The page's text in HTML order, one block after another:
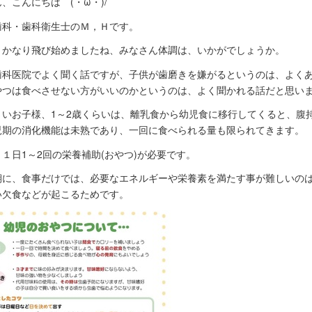
・歯科衛生士のＭ，Ｈです。
なり飛び始めましたね、みなさん体調は、いかがでしょうか。
医院でよく聞く話ですが、子供が歯磨きを嫌がるというのは、よく
は食べさせない方がいいのかというのは、よく聞かれる話だと思い
お子様、1～2歳くらいは、離乳食から幼児食に移行してくると、
の消化機能は未熟であり、一回に食べられる量も限られてきます。
日1～2回の栄養補助(おやつ)が必要です。
、食事だけでは、必要なエネルギーや栄養素を満たす事が難しい
食などが起こるためです。